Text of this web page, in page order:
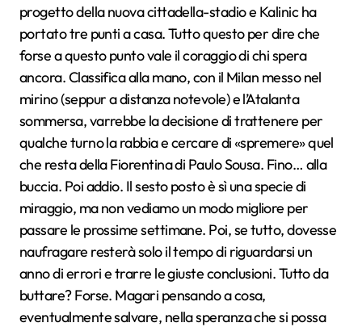
progetto della nuova cittadella-stadio e Kalinic ha
portato tre punti a casa. Tutto questo per dire che
forse a questo punto vale il coraggio di chi spera
ancora. Classifica alla mano, con il Milan messo nel
mirino (seppur a distanza notevole) e l’Atalanta
sommersa, varrebbe la decisione di trattenere per
qualche turno la rabbia e cercare di «spremere» quel
che resta della Fiorentina di Paulo Sousa. Fino… alla
buccia. Poi addio. Il sesto posto è sì una specie di
miraggio, ma non vediamo un modo migliore per
passare le prossime settimane. Poi, se tutto, dovesse
naufragare resterà solo il tempo di riguardarsi un
anno di errori e trarre le giuste conclusioni. Tutto da
buttare? Forse. Magari pensando a cosa,
eventualmente salvare, nella speranza che si possa